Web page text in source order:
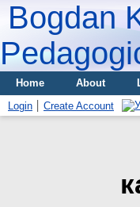
Bogdan
Home About
Login
Create Account